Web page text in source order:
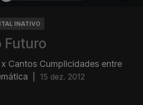
INATIVO
Futuro
Cantos Cumplicidades entre
15 dez. 2012